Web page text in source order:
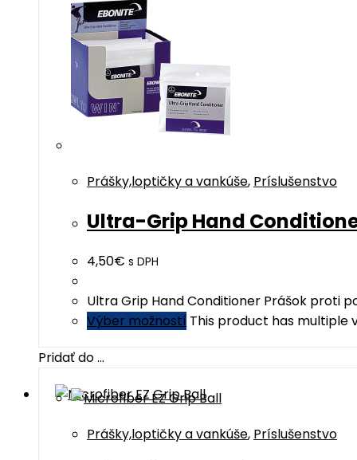
Prášky,loptičky a vankúše, Príslušenstvo
Ultra-Grip Hand
4,50€ s DPH
Ultra Grip Hand Conditioner Prášok proti
Výber možností This product has multiple
Pridať do ...
Prášky,loptičky a vankúše, Príslušenstvo